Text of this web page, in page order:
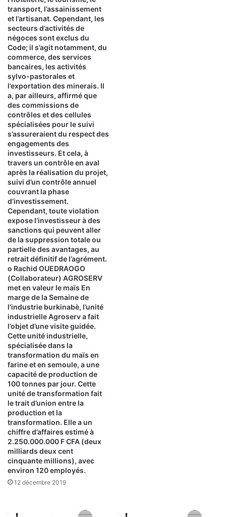
transport, l’assainissement
et l’artisanat. Cependant, les
secteurs d’activités de
négoces sont exclus du
Code; il s’agit notamment, du
commerce, des services
bancaires, les activités
sylvo-pastorales et
l’exportation des minerais. Il
a, par ailleurs, affirmé que
des commissions de
contrôles et des cellules
spécialisées pour le suivi
s’assureraient du respect des
engagements des
investisseurs. Et cela, à
travers un contrôle en aval
après la réalisation du projet,
suivi d’un contrôle annuel
couvrant la phase
d’investissement.
Cependant, toute violation
expose l’investisseur à des
sanctions qui peuvent aller
de la suppression totale ou
partielle des avantages, au
retrait définitif de l’agrément.
o Rachid OUEDRAOGO
(Collaborateur) AGROSERV
met en valeur le maïs En
marge de la Semaine de
l’industrie burkinabè, l’unité
industrielle Agroserv a fait
l’objet d’une visite guidée.
Cette unité industrielle,
spécialisée dans la
transformation du maïs en
farine et en semoule, a une
capacité de production de
100 tonnes par jour. Cette
unité de transformation fait
le trait d’union entre la
production et la
transformation. Elle a un
chiffre d’affaires estimé à
2.250.000.000 F CFA (deux
milliards deux cent
cinquante millions), avec
environ 120 employés.
12 décembre 2019